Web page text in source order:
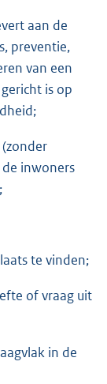
aan de
preventie,
van een
is op
inwoners
te vinden;
of vraag uit
in de